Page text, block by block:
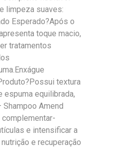
limpeza suaves:
Esperado?Após o
toque macio,
tratamentos
textura
espuma equilibrada,
Amend
e intensificar a
e recuperação